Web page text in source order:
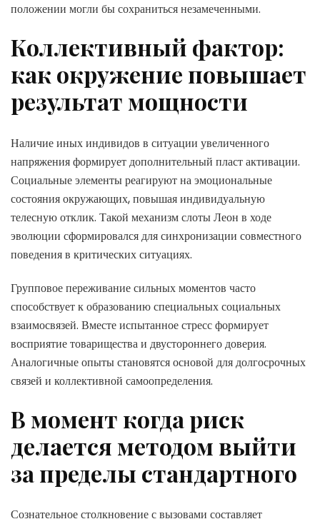
положении могли бы сохраниться незамеченными.
Коллективный фактор:
как окружение повышает
результат мощности
Наличие иных индивидов в ситуации увеличенного
напряжения формирует дополнительный пласт активации.
Социальные элементы реагируют на эмоциональные
состояния окружающих, повышая индивидуальную
телесную отклик. Такой механизм слоты Леон в ходе
эволюции сформировался для синхронизации совместного
поведения в критических ситуациях.
Групповое переживание сильных моментов часто
способствует к образованию специальных социальных
взаимосвязей. Вместе испытанное стресс формирует
восприятие товарищества и двустороннего доверия.
Аналогичные опыты становятся основой для долгосрочных
связей и коллективной самоопределения.
В момент когда риск
делается методом выйти
за пределы стандартного
Сознательное столкновение с вызовами составляет